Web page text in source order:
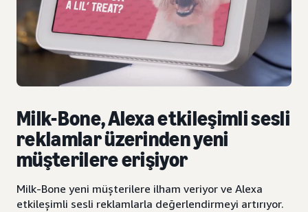
Milk-Bone, Alexa etkileşimli sesli
reklamlar üzerinden yeni
müşterilere erişiyor
Milk-Bone yeni müşterilere ilham veriyor ve Alexa
etkileşimli sesli reklamlarla değerlendirmeyi artırıyor.